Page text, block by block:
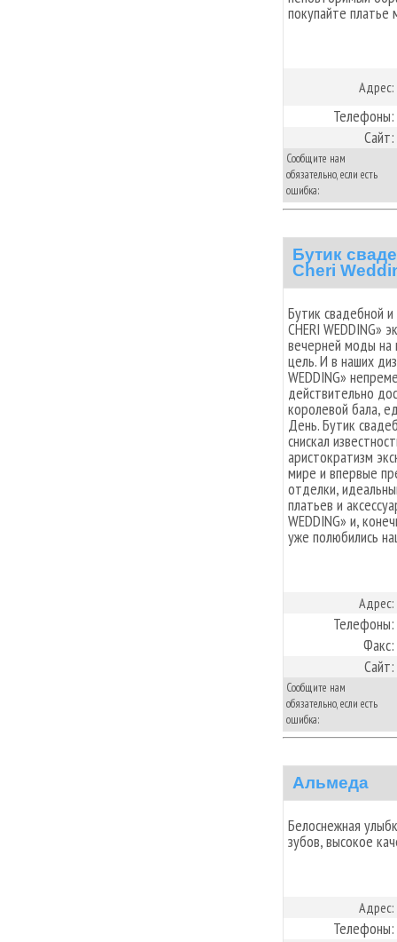
покупайте
Адрес:
Телефоны:
Сайт:
Сообщите нам
обязательно, если есть
ошибка:
Бутик
Cheri
Бутик свадебной
CHERI WEDDING»
вечерней моды на
цель. И в наших
WEDDING»
действительно
королевой бала,
День. Бутик
снискал
аристократизм
мире и впервые
отделки,
платьев и
WEDDING» и,
уже полюбились
Адрес:
Телефоны:
Факс:
Сайт:
Сообщите нам
обязательно, если есть
ошибка:
Альмеда
Белоснежная
зубов, высокое
Адрес:
Телефоны: